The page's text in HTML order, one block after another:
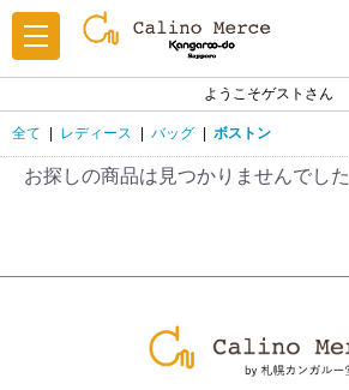
ようこそゲストさん
全て | レディース | バッグ | ボストン
お探しの商品は見つかりませんでした